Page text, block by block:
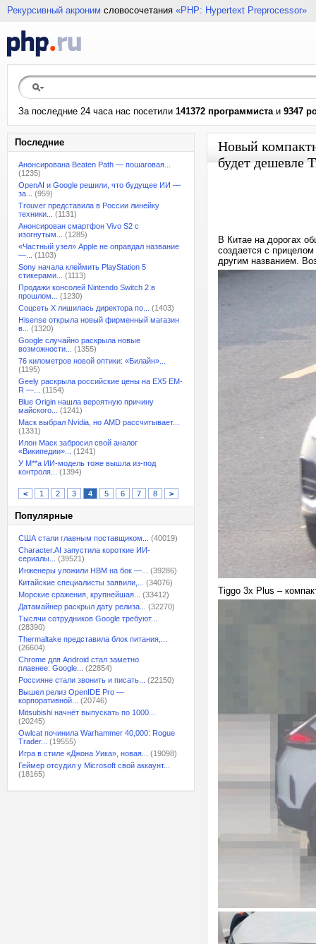
Рекурсивный акроним словосочетания «PHP: Hypertext Preprocessor»
За последние 24 часа нас посетили 141372 программистаи 9347
Последние
Анонсирована Beaten Path — пошаговая...
(1235)
OpenAI и Google решили, что будущее ИИ —
за...
(959)
Trouver представила в России линейку
техники...
(1131)
Анонсирован смартфон Vivo S2 с
изогнутым...
(1285)
«Частный узел» Apple не оправдал название
—...
(1103)
Sony начала клеймить PlayStation 5
стикерами...
(1113)
Продажи консолей Nintendo Switch 2 в
прошлом...
(1230)
Соцсеть X лишилась директора по...
(1403)
Hisense открыла новый фирменный магазин
в...
(1320)
Google случайно раскрыла новые
возможности...
(1355)
76 километров новой оптики: «Билайн»...
(1195)
Geely раскрыла российские цены на EX5 EM-
R —...
(1154)
Blue Origin нашла вероятную причину
майского...
(1241)
Маск выбрал Nvidia, но AMD рассчитывает...
(1331)
Илон Маск забросил свой аналог
«Википедии»...
(1241)
У M**a ИИ-модель тоже вышла из-под
контроля...
(1394)
< 1 2 3 4 5 6 7 8 >
Популярные
США стали главным поставщиком...
(40019)
Character.AI запустила короткие ИИ-
сериалы...
(39521)
Инженеры уложили HBM на бок —...
(39286)
Китайские специалисты заявили,...
(34076)
Морские сражения, крупнейшая...
(33412)
Датамайнер раскрыл дату релиза...
(32270)
Тысячи сотрудников Google требуют...
(28390)
Thermaltake представила блок питания,...
(26604)
Chrome для Android стал заметно
плавнее: Google...
(22854)
Россияне стали звонить и писать...
(22150)
Вышел релиз OpenIDE Pro —
корпоративной...
(20746)
Mitsubishi начнёт выпускать по 1000...
(20245)
Owlcat починила Warhammer 40,000: Rogue
Trader...
(19555)
Игра в стиле «Джона Уика», новая...
(19098)
Геймер отсудил у Microsoft свой аккаунт...
(18165)
Новый
будет дешевле
В Китае на дорогах
создается с
другим названием.
Tiggo 3x Plus –